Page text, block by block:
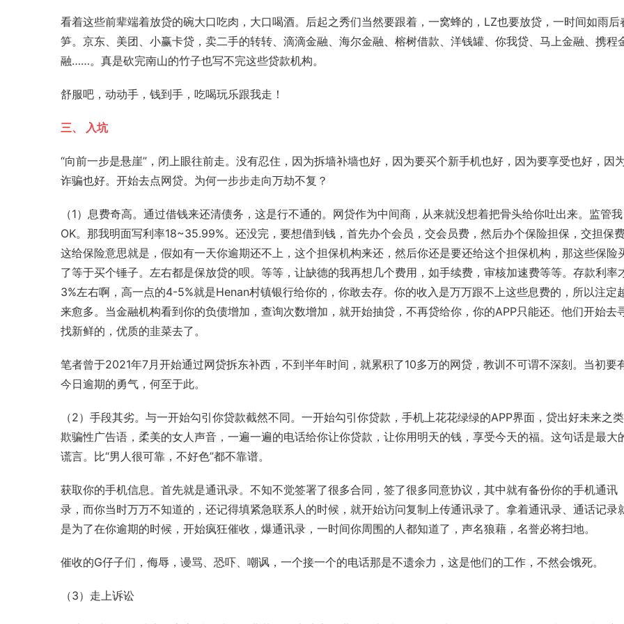
看着这些前辈端着放贷的碗大口吃肉，大口喝酒。后起之秀们当然要跟着，一窝蜂的，LZ也要放贷，一时间如雨后
笋。京东、美团、小赢卡贷，卖二手的转转、 滴滴金融、 海尔金融、榕树借款、 洋钱罐、你我贷、马上金融、携程
融……。真是砍完南山的竹子也写不完这些贷款机构。
舒服吧，动动手，钱到手，吃喝玩乐跟我走！
三、 入坑
“向前一步是悬崖”，闭上眼往前走。没有忍住，因为拆墙补墙也好，因为要买个新手机也好，因为要享受也好，因
诈骗也好。开始去点网贷。为何一步步走向万劫不复？
（1）息费奇高。通过借钱来还清债务，这是行不通的。网贷作为中间商，从来就没想着把骨头给你吐出来。监管我
OK。那我明面写利率18~35.99%。还没完，要想借到钱，首先办个会员，交会员费，然后办个保险担保，交担保费
这给保险意思就是，假如有一天你逾期还不上，这个担保机构来还，然后你还是要还给这个担保机构，那这些保险
了等于买个锤子。左右都是保放贷的呗。等等，让缺德的我再想几个费用，如手续费，审核加速费等等。存款利率
3%左右啊，高一点的4-5%就是Henan村镇银行给你的，你敢去存。你的收入是万万跟不上这些息费的，所以注定
来愈多。当金融机构看到你的负债增加，查询次数增加，就开始抽贷，不再贷给你，你的APP只能还。他们开始去
找新鲜的，优质的韭菜去了。
笔者曾于2021年7月开始通过网贷拆东补西，不到半年时间，就累积了10多万的网贷，教训不可谓不深刻。当初要
今日逾期的勇气，何至于此。
（2）手段其劣。与一开始勾引你贷款截然不同。一开始勾引你贷款，手机上花花绿绿的APP界面，贷出好未来之
欺骗性广告语，柔美的女人声音，一遍一遍的电话给你让你贷款，让你用明天的钱，享受今天的福。这句话是最大
谎言。比“男人很可靠，不好色”都不靠谱。
获取你的手机信息。首先就是通讯录。不知不觉签署了很多合同，签了很多同意协议，其中就有备份你的手机通讯
录，而你当时万万不知道的，还记得填紧急联系人的时候，就开始访问复制上传通讯录了。拿着通讯录、通话记录
是为了在你逾期的时候，开始疯狂催收，爆通讯录，一时间你周围的人都知道了，声名狼藉，名誉必将扫地。
催收的G仔子们，侮辱，谩骂、恐吓、嘲讽，一个接一个的电话那是不遗余力，这是他们的工作，不然会饿死。
（3）走上诉讼